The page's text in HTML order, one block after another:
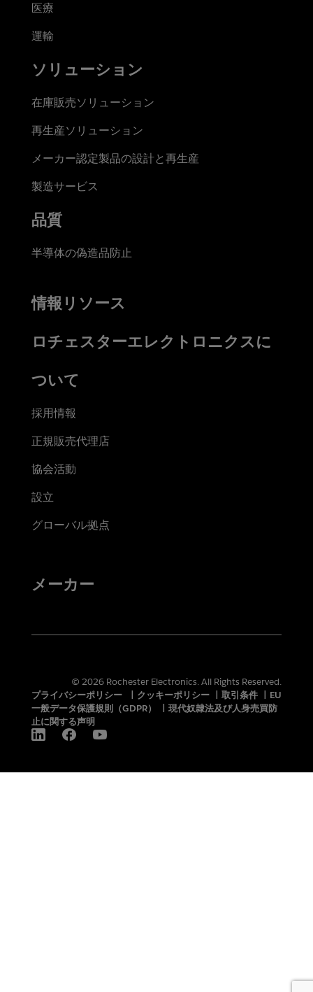
医療
運輸
ソリューション
在庫販売ソリューション
再生産ソリューション
メーカー認定製品の設計と再生産
製造サービス
品質
半導体の偽造品防止
情報リソース
ロチェスターエレクトロニクスに
ついて
採用情報
正規販売代理店
協会活動
設立
グローバル拠点
メーカー
© 2026 Rochester Electronics. All Rights Reserved.
プライバシーポリシー
クッキーポリシー 取引条件
EU
一般データ保護規則（GDPR）
現代奴隷法及び人身売買防
止に関する声明